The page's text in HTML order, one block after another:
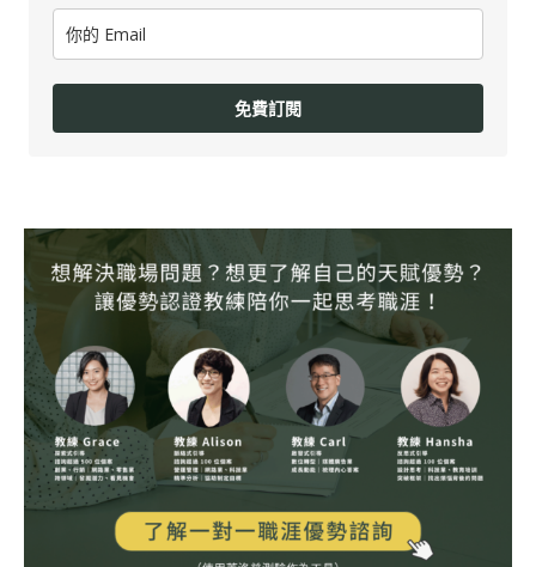
免費訂閱